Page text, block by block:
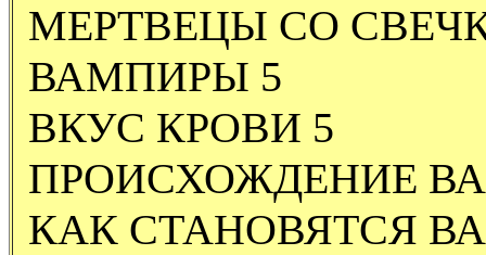
МЕРТВЕЦЫ СО
ВАМПИРЫ 5
ВКУС КРОВИ 5
ПРОИСХОЖДЕНИЕ
КАК СТАНОВЯТСЯ